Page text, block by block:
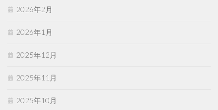
2026年2月
2026年1月
2025年12月
2025年11月
2025年10月